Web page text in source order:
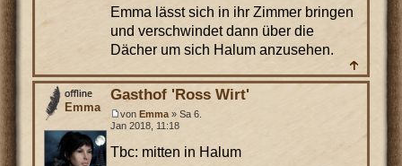
Emma lässt sich in ihr Zimmer bringen
und verschwindet dann über die
Dächer um sich Halum anzusehen.
Gasthof 'Ross Wirt'
von Emma» Sa 6.
Jan 2018, 11:18
Tbc: mitten in Halum
Emma